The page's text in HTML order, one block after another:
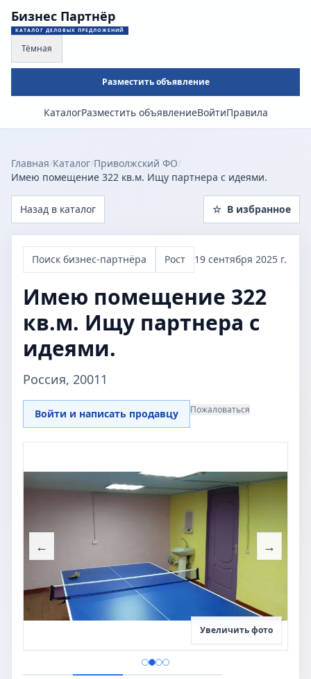
Бизнес Партнёр
КАТАЛОГ ДЕЛОВЫХ ПРЕДЛОЖЕНИЙ
Тёмная
Разместить объявление
КаталогРазместить объявлениеВойтиПравила
Главная/Каталог/Приволжский ФО/
Имею помещение 322 кв.м. Ищу партнера с идеями.
Назад в каталог ☆ В избранное
Поиск бизнес-партнёра Рост 19 сентября 2025 г.
Имею помещение 322
кв.м. Ищу партнера с
идеями.
Россия, 20011
Войти и написать продавцу Пожаловаться
Увеличить фото
← →